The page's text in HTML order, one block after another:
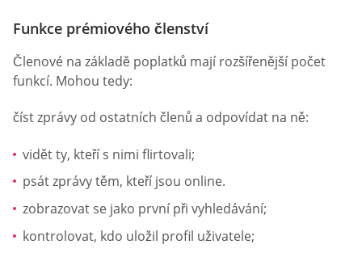
Funkce prémiového členství
Členové na základě poplatků mají rozšířenější počet
funkcí. Mohou tedy:
číst zprávy od ostatních členů a odpovídat na ně:
vidět ty, kteří s nimi flirtovali;
psát zprávy těm, kteří jsou online.
zobrazovat se jako první při vyhledávání;
kontrolovat, kdo uložil profil uživatele;